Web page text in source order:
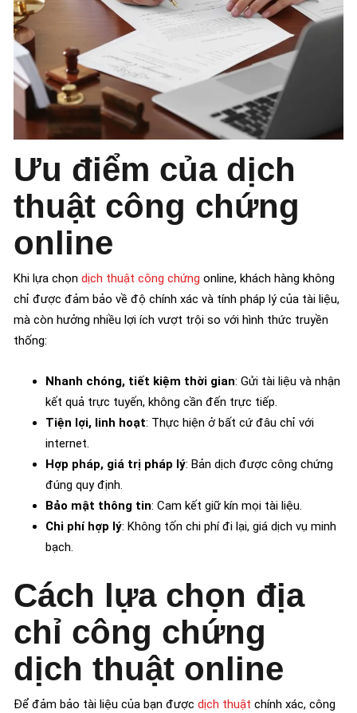
Ưu điểm của dịch
thuật công chứng
online
Khi lựa chọn dịch thuật công chứng online, khách hàng không
chỉ được đảm bảo về độ chính xác và tính pháp lý của tài liệu,
mà còn hưởng nhiều lợi ích vượt trội so với hình thức truyền
thống:
Nhanh chóng, tiết kiệm thời gian: Gửi tài liệu và nhận
kết quả trực tuyến, không cần đến trực tiếp.
Tiện lợi, linh hoạt: Thực hiện ở bất cứ đâu chỉ với
internet.
Hợp pháp, giá trị pháp lý: Bản dịch được công chứng
đúng quy định.
Bảo mật thông tin: Cam kết giữ kín mọi tài liệu.
Chi phí hợp lý: Không tốn chi phí đi lại, giá dịch vụ minh
bạch.
Cách lựa chọn địa
chỉ công chứng
dịch thuật online
Để đảm bảo tài liệu của bạn được dịch thuật chính xác, công